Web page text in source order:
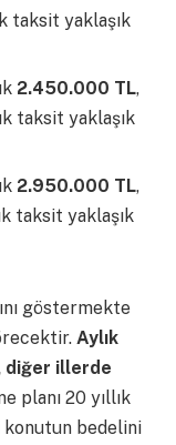
taksit yaklaşık
2.450.000 TL,
taksit yaklaşık
2.950.000 TL,
taksit yaklaşık
göstermekte
Aylık
diğer illerde
planı 20 yıllık
konutun bedelini